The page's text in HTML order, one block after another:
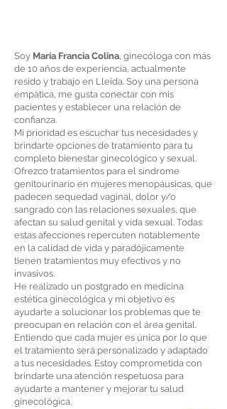
Soy María Francia Colina, ginecóloga con más
de 10 años de experiencia, actualmente
resido y trabajo en Lleida. Soy una persona
empática, me gusta conectar con mis
pacientes y establecer una relación de
confianza.
Mi prioridad es escuchar tus necesidades y
brindarte opciones de tratamiento para tu
completo bienestar ginecológico y sexual.
Ofrezco tratamientos para el síndrome
genitourinario en mujeres menopáusicas, que
padecen sequedad vaginal, dolor y/o
sangrado con las relaciones sexuales, que
afectan su salud genital y vida sexual. Todas
estas afecciones repercuten notablemente
en la calidad de vida y paradójicamente
tienen tratamientos muy efectivos y no
invasivos.
He realizado un postgrado en medicina
estética ginecológica y mi objetivo es
ayudarte a solucionar los problemas que te
preocupan en relación con el área genital.
Entiendo que cada mujer es única por lo que
el tratamiento será personalizado y adaptado
a tus necesidades. Estoy comprometida con
brindarte una atención respetuosa para
ayudarte a mantener y mejorar tu salud
ginecológica.